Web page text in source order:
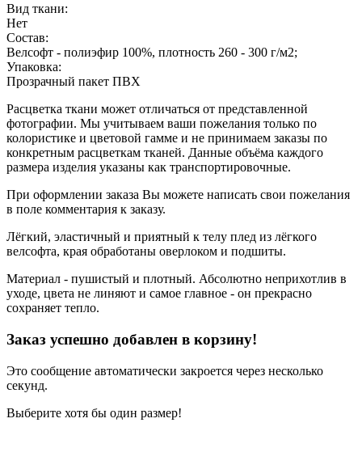
Вид ткани:
Нет
Состав:
Велсофт - полиэфир 100%, плотность 260 - 300 г/м2;
Упаковка:
Прозрачный пакет ПВХ
Расцветка ткани может отличаться от представленной
фотографии. Мы учитываем ваши пожелания только по
колористике и цветовой гамме и не принимаем заказы по
конкретным расцветкам тканей. Данные объёма каждого
размера изделия указаны как транспортировочные.
При оформлении заказа Вы можете написать свои пожелания
в поле комментария к заказу.
Лёгкий, эластичный и приятный к телу плед из лёгкого
велсофта, края обработаны оверлоком и подшиты.
Материал - пушистый и плотный. Абсолютно неприхотлив в
уходе, цвета не линяют и самое главное - он прекрасно
сохраняет тепло.
Заказ успешно добавлен в корзину!
Это сообщение автоматически закроется через несколько
секунд.
Выберите хотя бы один размер!